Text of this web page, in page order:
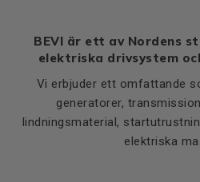
BEVI är ett av Nordens
elektriska drivsystem
Vi erbjuder ett omfattande
generatorer,
lindningsmaterial,
elektriska